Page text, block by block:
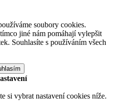
soubory cookies.
jiné nám pomáhají vylepšit
Souhlasíte s používáním všech
si vybrat nastavení cookies níže.